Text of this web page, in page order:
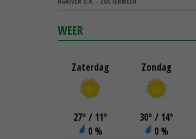
WEER
Zaterdag
27° / 11°
0 %
Zondag
30° / 14°
0 %